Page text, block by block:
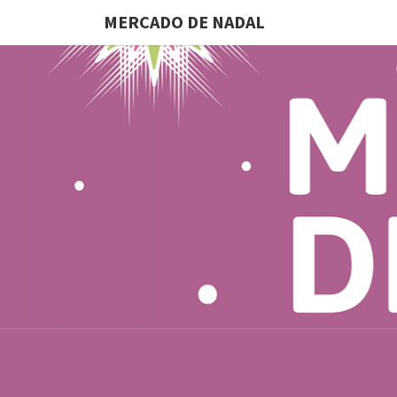
MERCADO DE NADAL